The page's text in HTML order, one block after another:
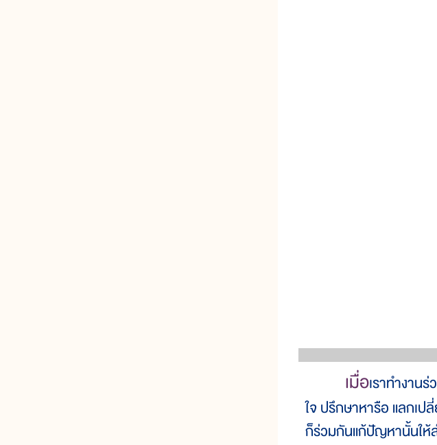
เมื่อเราทำงาน
ใจ ปรึกษาหารือ แลกเ
ก็ร่วมกันแก้ปัญหานั้นให้